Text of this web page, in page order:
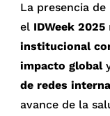
La presencia
el IDWeek 2025
institucional
impacto global
de redes
avance de la